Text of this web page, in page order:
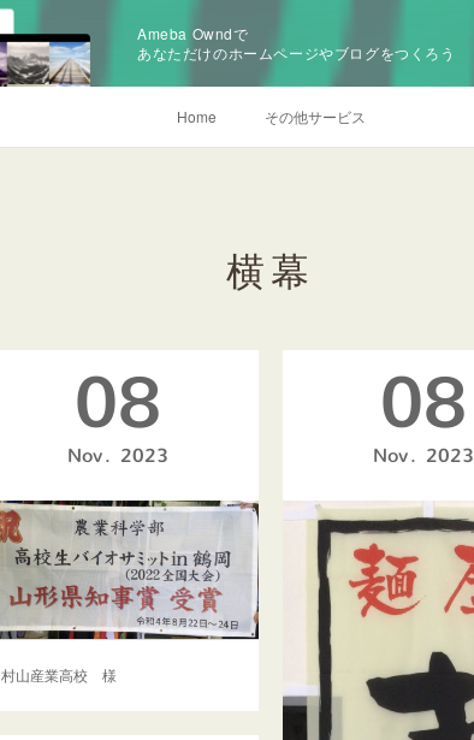
Ameba Owndで
あなただけのホームページやブログをつくろう
Home その他サービス
横幕
08
Nov 2023
村山産業高校 様
08
Nov 2023